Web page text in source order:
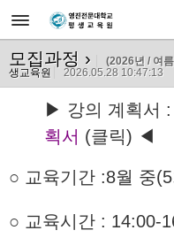
모집과정 › (2026년 / 여
생교육원
2026.05.28 10:47:13
▶ 강의 계획서 :
획서 (클릭) ◀
○ 교육기간 :8월 중
○ 교육시간 : 14:00-